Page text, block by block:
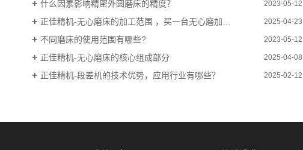
什么因素影响精密外圆磨床的精度？ 2023-05-12
正佳精机-无心磨床的加工范围 ，买一台无心磨加工冲棒多久能回本？ 2025-04-23
不同磨床的使用范围有哪些? 2023-05-12
正佳精机-无心磨床的核心组成部分 2025-04-08
正佳精机-段差机的技术优势，应用行业有哪些？ 2025-02-12